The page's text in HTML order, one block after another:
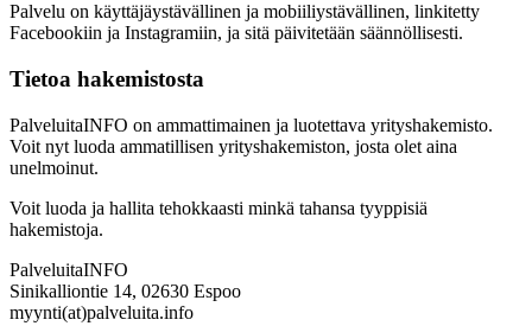
Palvelu on käyttäjäystävällinen ja mobiiliystävällinen, linkitetty
Facebookiin ja Instagramiin, ja sitä päivitetään säännöllisesti.
Tietoa hakemistosta
PalveluitaINFO on ammattimainen ja luotettava yrityshakemisto.
Voit nyt luoda ammatillisen yrityshakemiston, josta olet aina
unelmoinut.
Voit luoda ja hallita tehokkaasti minkä tahansa tyyppisiä
hakemistoja.
PalveluitaINFO
Sinikalliontie 14, 02630 Espoo
myynti(at)palveluita.info